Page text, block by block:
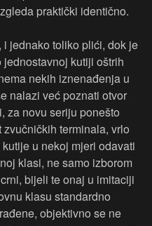
praktički identično.
jednako toliko plići, dok je
kutiji oštrih
nekih iznenađenja u
nalazi već poznati otvor
za novu seriju ponešto
terminala, vrlo
u nekoj mjeri odavati
klasi, ne samo izborom
bijeli te onaj u imitaciji
klasu standardno
objektivno se ne